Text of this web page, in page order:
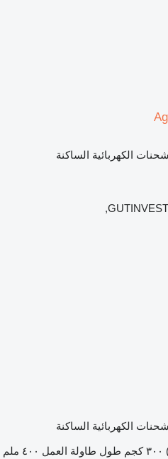
الكهربائية الساكنة
الكهربائية الساكنة
٣٠٠ كجم طول طاولة العمل ٤٠٠ ملم